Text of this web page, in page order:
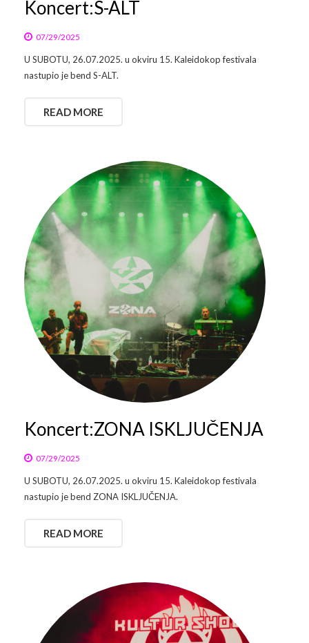
Koncert:S-ALT
07/29/2025
U SUBOTU, 26.07.2025. u okviru 15. Kaleidokop festivala
nastupio je bend S-ALT.
READ MORE
Koncert:ZONA ISKLJUČENJA
07/29/2025
U SUBOTU, 26.07.2025. u okviru 15. Kaleidokop festivala
nastupio je bend ZONA ISKLJUČENJA.
READ MORE